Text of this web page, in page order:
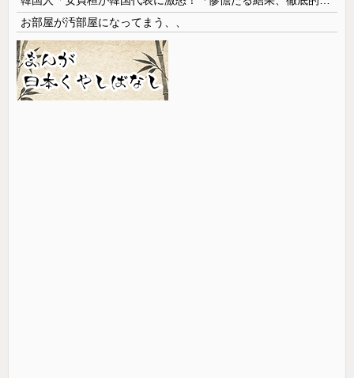
お部屋が汚部屋になってまう、、